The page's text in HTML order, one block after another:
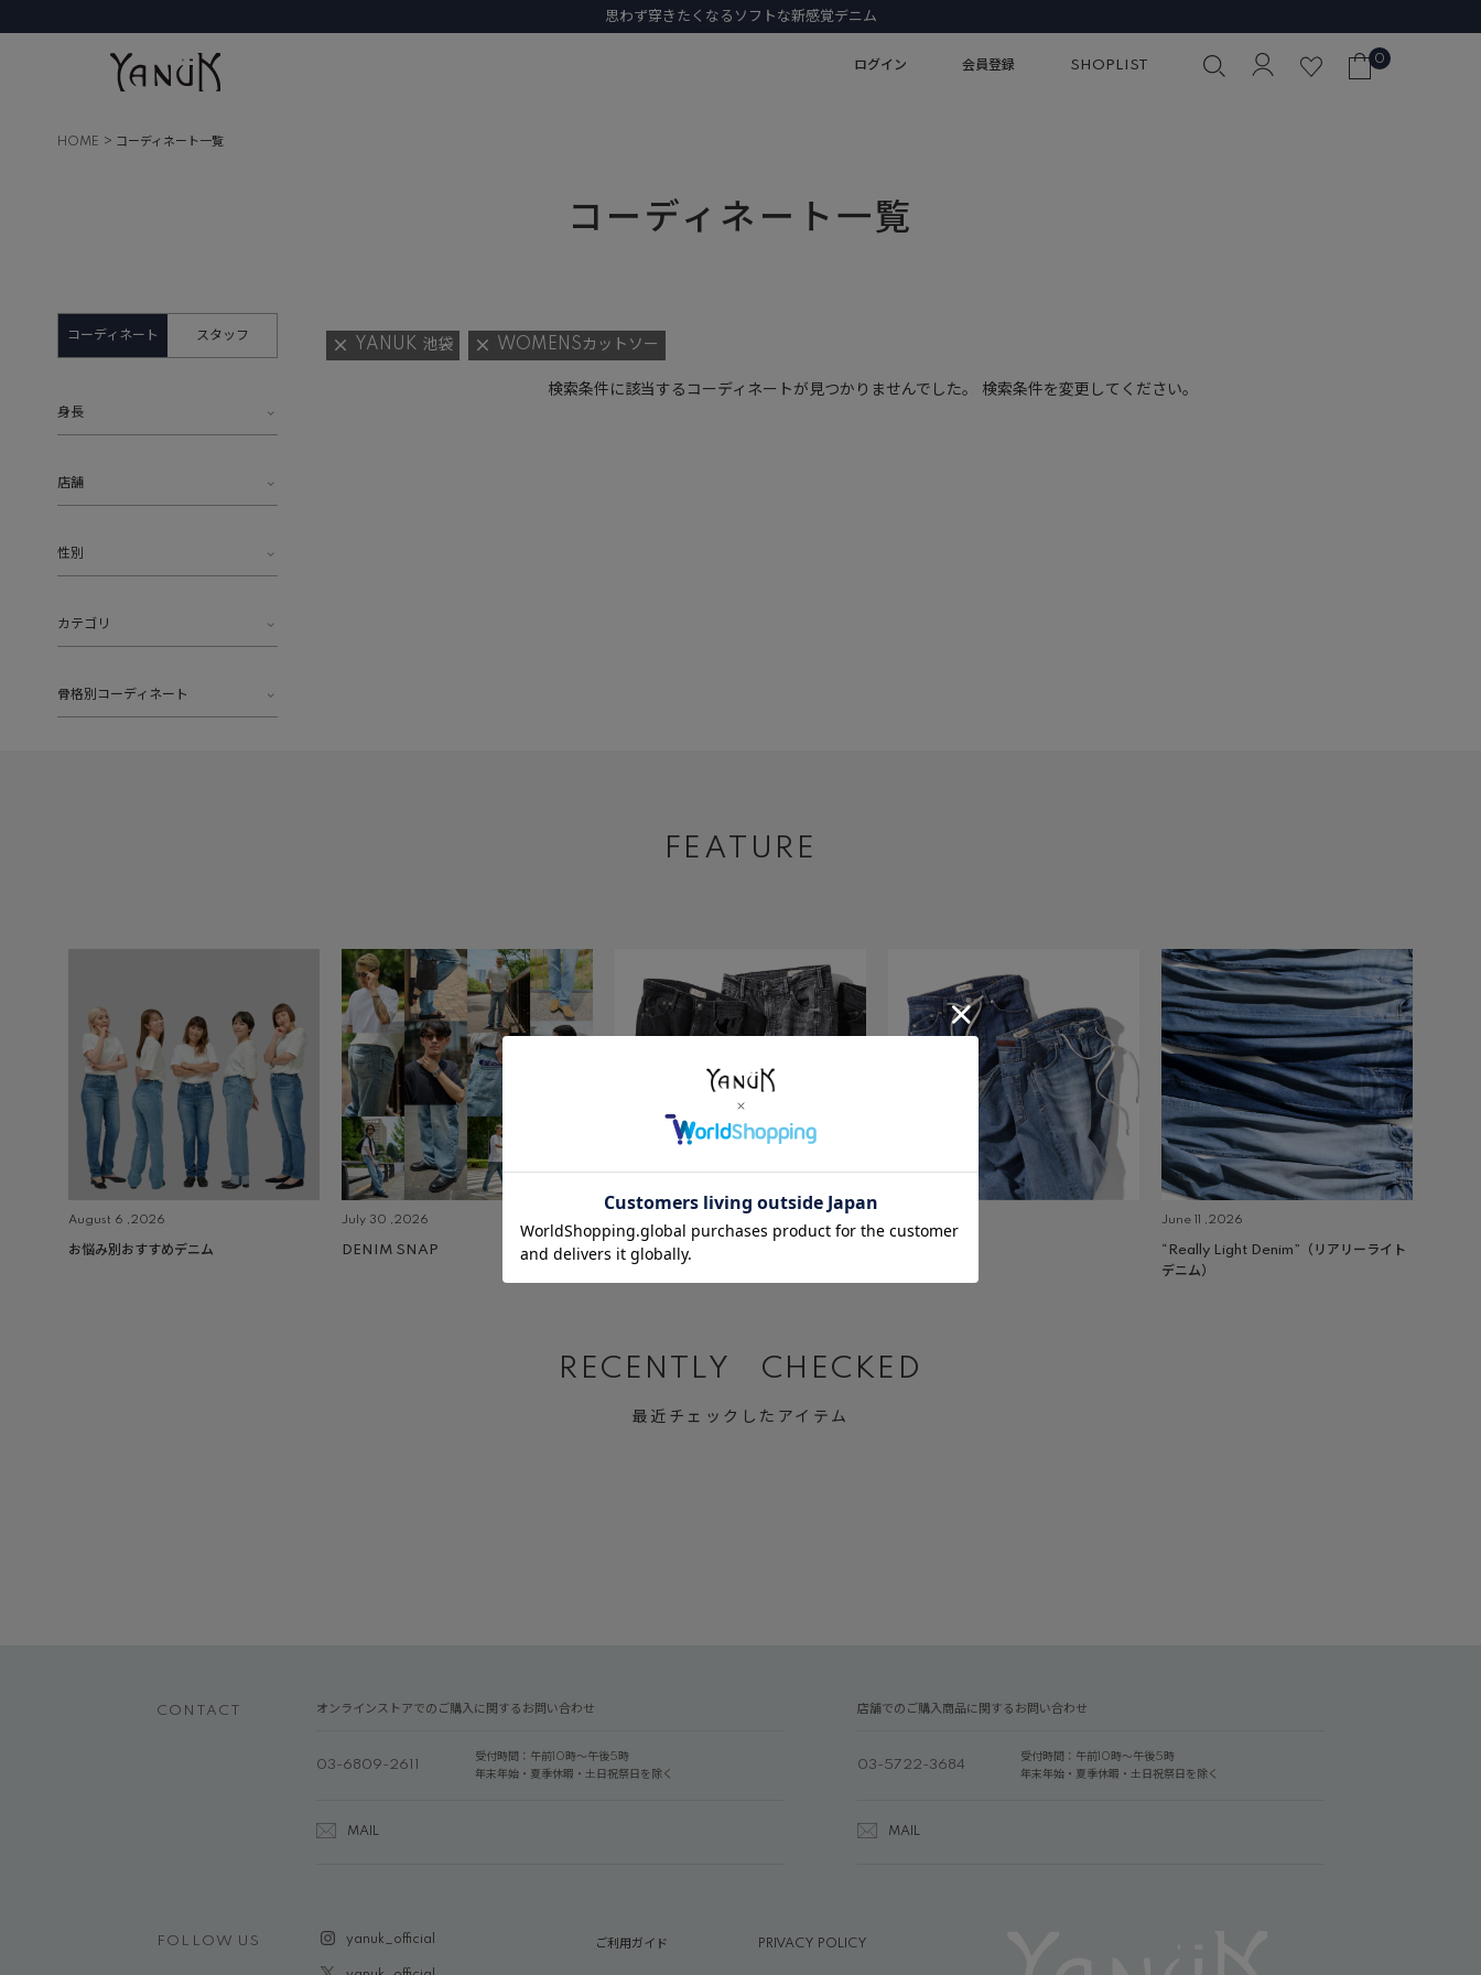
思わず穿きたくなるソフトな新感覚デニム
ログイン 会員登録 SHOPLIST 0
HOME コーディネート一覧
コーディネート一覧
コーディネート スタッフ
身長
店舗
性別
カテゴリ
骨格別コーディネート
YANUK 池袋 WOMENSカットソー
検索条件に該当するコーディネートが見つかりませんでした。 検索条件を変更してください。
FEATURE
August 6 ,2026
お悩み別おすすめデニム
July 30 ,2026
DENIM SNAP BLACK&GRAY DENIM
June 11 ,2026
“Really Light Denim”（リアリーライト
デニム）
RECENTLY CHECKED
最近チェックしたアイテム
CONTACT オンラインストアでのご購入に関するお問い合わせ
03-6809-2611
受付時間：午前10時～午後5時
年末年始・夏季休暇・土日祝祭日を除く
MAIL
店舗でのご購入商品に関するお問い合わせ
03-5722-3684
受付時間：午前10時～午後5時
年末年始・夏季休暇・土日祝祭日を除く
MAIL
FOLLOW US yanuk_official ご利用ガイド PRIVACY POLICY